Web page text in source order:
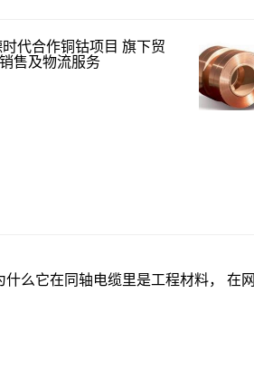
代合作铜钴项目 旗下贸
售及物流服务
什么它在同轴电缆里是工程材料， 在